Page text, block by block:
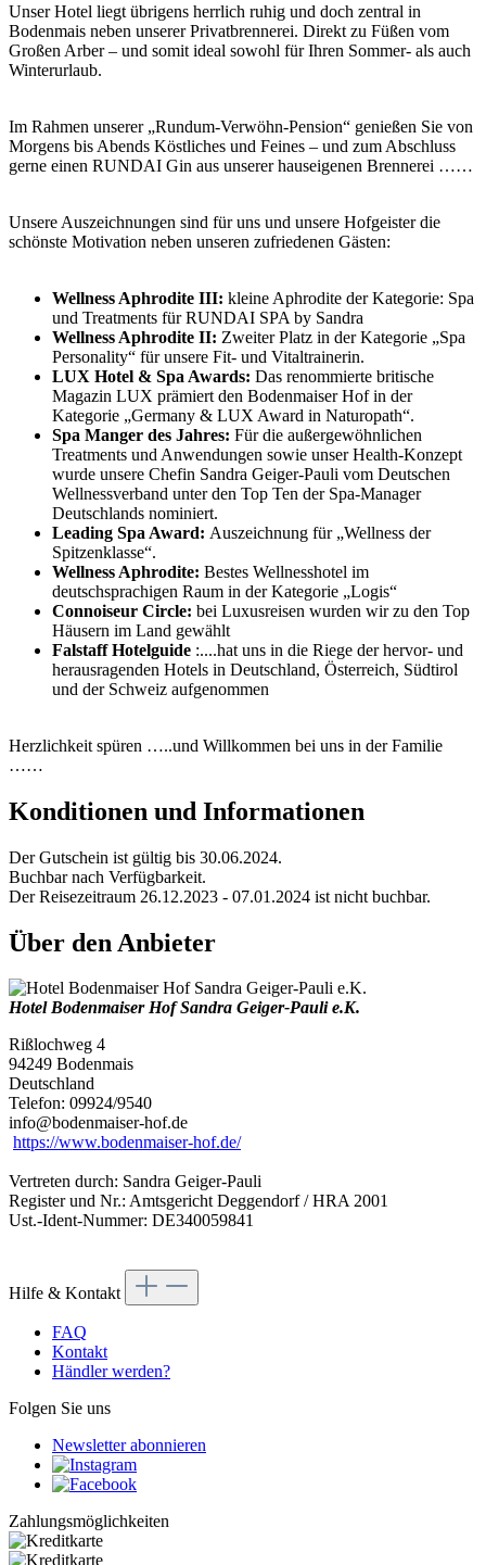
Unser Hotel liegt übrigens herrlich ruhig und doch zentral in
Bodenmais neben unserer Privatbrennerei. Direkt zu Füßen vom
Großen Arber – und somit ideal sowohl für Ihren Sommer- als auch
Winterurlaub.
Im Rahmen unserer „Rundum-Verwöhn-Pension“ genießen Sie von
Morgens bis Abends Köstliches und Feines – und zum Abschluss
gerne einen RUNDAI Gin aus unserer hauseigenen Brennerei ……
Unsere Auszeichnungen sind für uns und unsere Hofgeister die
schönste Motivation neben unseren zufriedenen Gästen:
Wellness Aphrodite III: kleine Aphrodite der Kategorie: Spa
und Treatments für RUNDAI SPA by Sandra
Wellness Aphrodite II: Zweiter Platz in der Kategorie „Spa
Personality“ für unsere Fit- und Vitaltrainerin.
LUX Hotel & Spa Awards: Das renommierte britische
Magazin LUX prämiert den Bodenmaiser Hof in der
Kategorie „Germany & LUX Award in Naturopath“.
Spa Manger des Jahres: Für die außergewöhnlichen
Treatments und Anwendungen sowie unser Health-Konzept
wurde unsere Chefin Sandra Geiger-Pauli vom Deutschen
Wellnessverband unter den Top Ten der Spa-Manager
Deutschlands nominiert.
Leading Spa Award: Auszeichnung für „Wellness der
Spitzenklasse“.
Wellness Aphrodite: Bestes Wellnesshotel im
deutschsprachigen Raum in der Kategorie „Logis“
Connoiseur Circle: bei Luxusreisen wurden wir zu den Top
Häusern im Land gewählt
Falstaff Hotelguide :....hat uns in die Riege der hervor- und
herausragenden Hotels in Deutschland, Österreich, Südtirol
und der Schweiz aufgenommen
Herzlichkeit spüren …..und Willkommen bei uns in der Familie
……
Konditionen und Informationen
Der Gutschein ist gültig bis 30.06.2024.
Buchbar nach Verfügbarkeit.
Der Reisezeitraum 26.12.2023 - 07.01.2024 ist nicht buchbar.
Über den Anbieter
Hotel Bodenmaiser Hof Sandra Geiger-Pauli e.K.
Rißlochweg 4
94249 Bodenmais
Deutschland
Telefon: 09924/9540
info@bodenmaiser-hof.de
https://www.bodenmaiser-hof.de/
Vertreten durch: Sandra Geiger-Pauli
Register und Nr.: Amtsgericht Deggendorf / HRA 2001
Ust.-Ident-Nummer: DE340059841
Hilfe & Kontakt
FAQ
Kontakt
Händler werden?
Folgen Sie uns
Newsletter abonnieren
Zahlungsmöglichkeiten